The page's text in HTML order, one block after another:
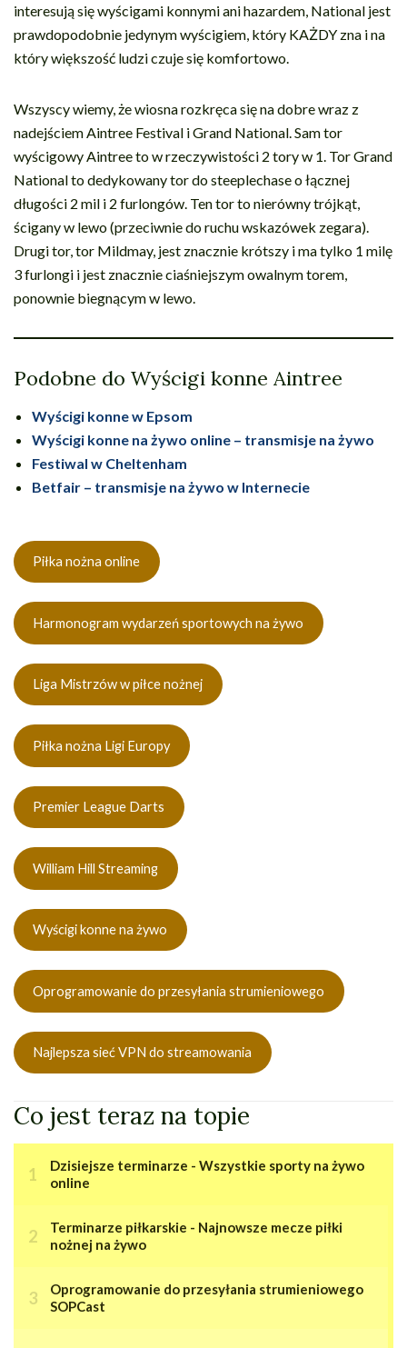
interesują się wyścigami konnymi ani hazardem, National jest
prawdopodobnie jedynym wyścigiem, który KAŻDY zna i na
który większość ludzi czuje się komfortowo.
Wszyscy wiemy, że wiosna rozkręca się na dobre wraz z
nadejściem Aintree Festival i Grand National. Sam tor
wyścigowy Aintree to w rzeczywistości 2 tory w 1. Tor Grand
National to dedykowany tor do steeplechase o łącznej
długości 2 mil i 2 furlongów. Ten tor to nierówny trójkąt,
ścigany w lewo (przeciwnie do ruchu wskazówek zegara).
Drugi tor, tor Mildmay, jest znacznie krótszy i ma tylko 1 milę
3 furlongi i jest znacznie ciaśniejszym owalnym torem,
ponownie biegnącym w lewo.
Podobne do Wyścigi konne Aintree
Wyścigi konne w Epsom
Wyścigi konne na żywo online – transmisje na żywo
Festiwal w Cheltenham
Betfair – transmisje na żywo w Internecie
Piłka nożna online
Harmonogram wydarzeń sportowych na żywo
Liga Mistrzów w piłce nożnej
Piłka nożna Ligi Europy
Premier League Darts
William Hill Streaming
Wyścigi konne na żywo
Oprogramowanie do przesyłania strumieniowego
Najlepsza sieć VPN do streamowania
Co jest teraz na topie
Dzisiejsze terminarze - Wszystkie sporty na żywo
online
Terminarze piłkarskie - Najnowsze mecze piłki
nożnej na żywo
Oprogramowanie do przesyłania strumieniowego
SOPCast